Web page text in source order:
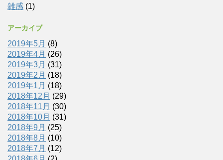
雑感 (1)
アーカイブ
2019年5月 (8)
2019年4月 (26)
2019年3月 (31)
2019年2月 (18)
2019年1月 (18)
2018年12月 (29)
2018年11月 (30)
2018年10月 (31)
2018年9月 (25)
2018年8月 (10)
2018年7月 (12)